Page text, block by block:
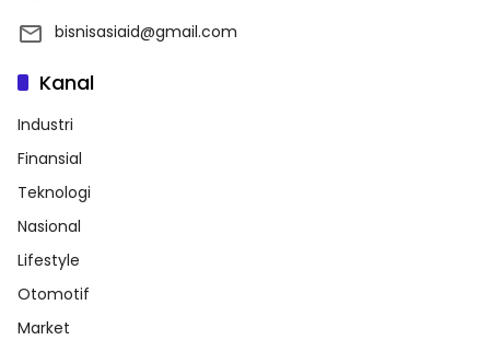
bisnisasiaid@gmail.com
Kanal
Industri
Finansial
Teknologi
Nasional
Lifestyle
Otomotif
Market